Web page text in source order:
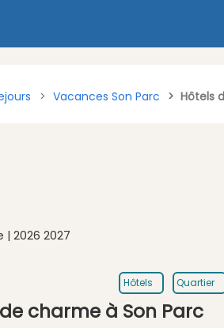
Vacances Son Parc Hôtels
| 2026 2027
Hôtels Quartier
charme à Son Parc